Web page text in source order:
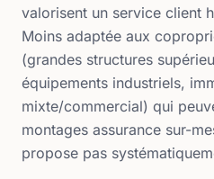
valorisent un service client
Moins adaptée aux
(grandes structures
équipements industriels,
mixte/commercial) qui
montages assurance sur-
propose pas